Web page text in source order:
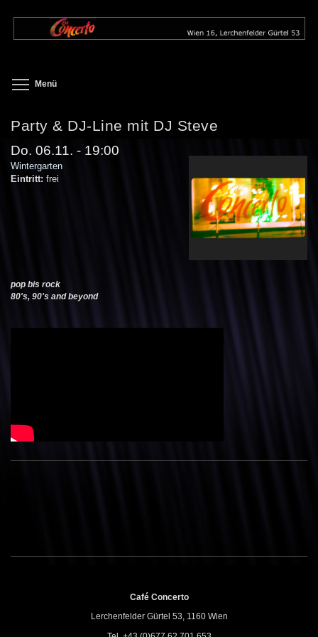
zum
Menü
Party & DJ-Line mit DJ Steve
Do. 06.11. - 19:00
Wintergarten
Eintritt: frei
pop bis rock
80's, 90's and beyond
Café Concerto
Lerchenfelder Gürtel 53, 1160 Wien